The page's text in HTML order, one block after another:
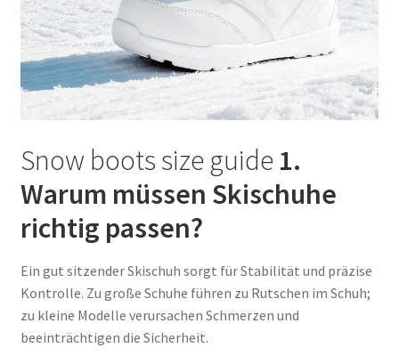
Privacy Policy
Shop
Terms and Conditions
Über uns
Datenschutz & AGB
Impressum
Rückgabe & Umtausch
Snow boots size guide 1.
Warum müssen Skischuhe
richtig passen?
Ein gut sitzender Skischuh sorgt für Stabilität und präzise
Kontrolle. Zu große Schuhe führen zu Rutschen im Schuh;
zu kleine Modelle verursachen Schmerzen und
beeinträchtigen die Sicherheit.